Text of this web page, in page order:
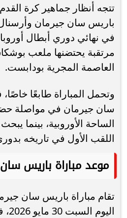
تتجه أنظار جماهير كرة
باريس سان جيرمان
في نهائي دوري أبطال
مرتقبة يحتضنها ملعب
العاصمة المجرية بودابست.
وتحمل المباراة طابعًا
سان جيرمان في مواصلة
الساحة الأوروبية، بينما
اللقب الأول في تاريخه
موعد مباراة باريس
تقام مباراة باريس سان